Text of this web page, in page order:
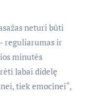
neturi būti
reguliarumas ir
minutės
labai didelę
tiek emocinei“,